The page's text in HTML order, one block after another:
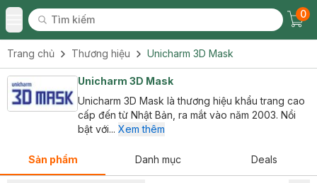
Toggle Menu
Tìm kiếm
Tìm kiếm
0
Trang chủ Thương hiệu Unicharm 3D Mask
Unicharm 3D Mask
Unicharm 3D Mask là thương hiệu khẩu trang cao
cấp đến từ Nhật Bản, ra mắt vào năm 2003. Nổi
bật với... Xem thêm
Sản phẩm Danh mục Deals